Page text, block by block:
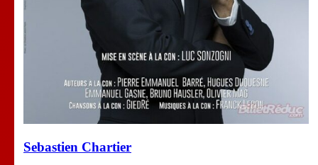
Sebastien Chartier